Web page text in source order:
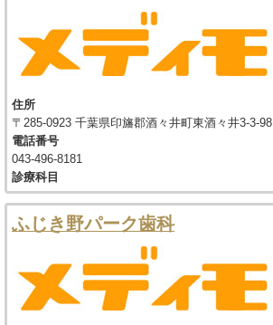
住所
〒285-0923 千葉県印旛郡酒々井町東酒々井3-3-98
電話番号
043-496-8181
診療科目
ふじき野パーク歯科